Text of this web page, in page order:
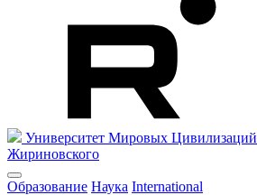
Университет Мировых Цивилизаций
Жириновского
Образование Наука International